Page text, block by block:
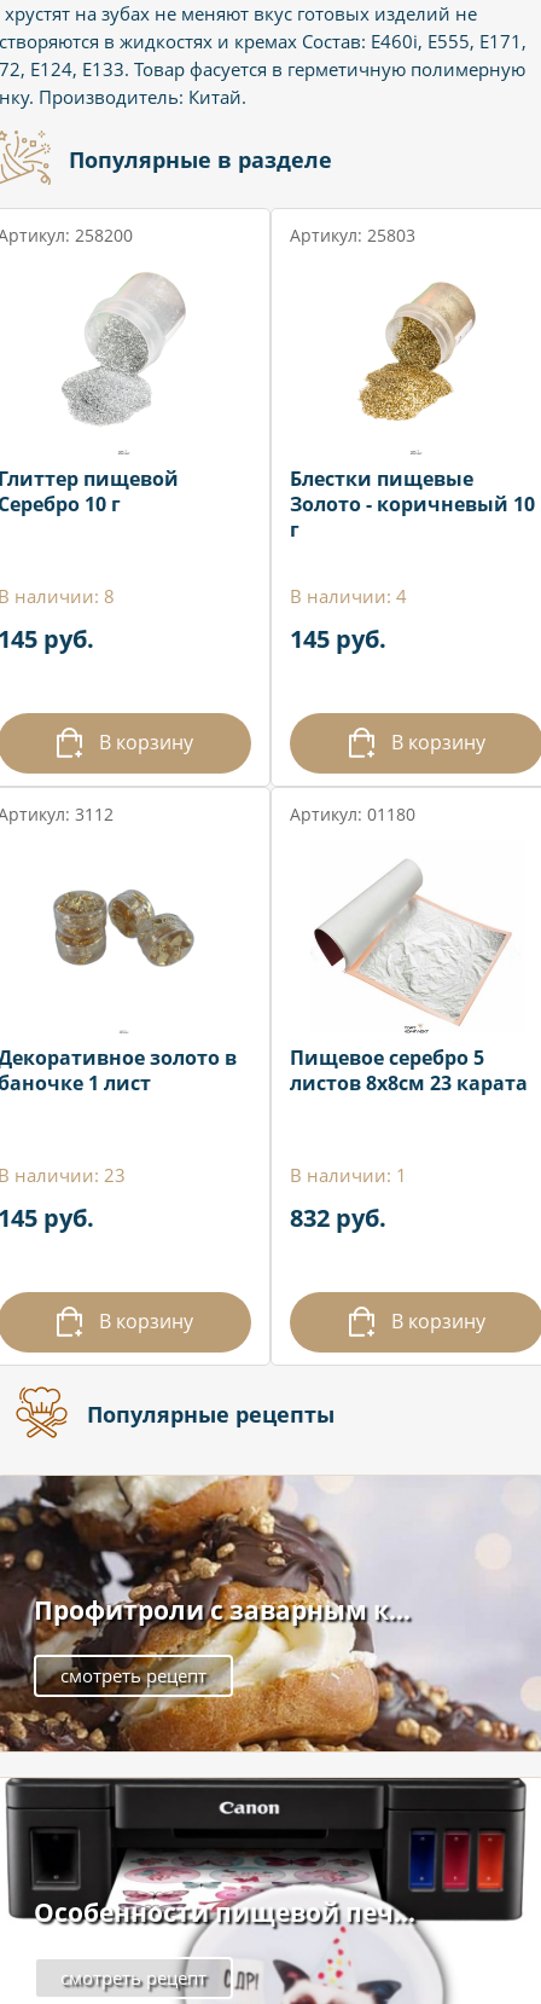
на зубах не меняют вкус готовых изделий не
в жидкостях и кремах Состав: Е460i, Е555, Е171,
E124, E133. Товар фасуется в герметичную полимерную
Производитель: Китай.
Популярные в разделе
258200
пищевой
10 г
наличии: 8
руб.
В корзину
Артикул: 25803
Блестки пищевые
Золото - коричневый 10
г
В наличии: 4
145 руб.
В корзину
3112
золото в
1 лист
наличии: 23
руб.
В корзину
Артикул: 01180
Пищевое серебро 5
листов 8х8см 23 карата
В наличии: 1
832 руб.
В корзину
Популярные рецепты
Профитроли с заварным к...
смотреть рецепт
Особенности пищевой печ...
смотреть рецепт